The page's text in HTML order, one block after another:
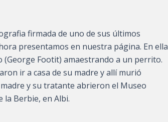
firmada de uno de sus últimos
presentamos en nuestra página. En ella
(George Footit) amaestrando a un perrito.
ir a casa de su madre y allí murió
y su tratante abrieron el Museo
la Berbie, en Albi.